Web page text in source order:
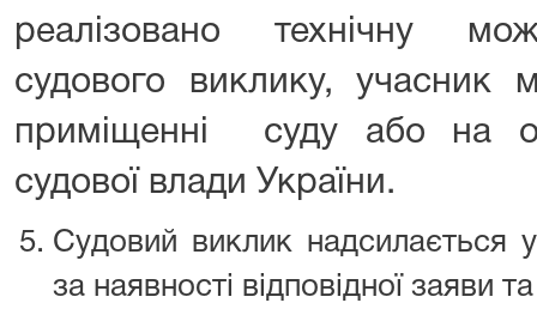
реалізовано технічну
судового виклику,
приміщенні суду або на
судової влади України.
Судовий виклик надсилається
за наявності відповідної заяви